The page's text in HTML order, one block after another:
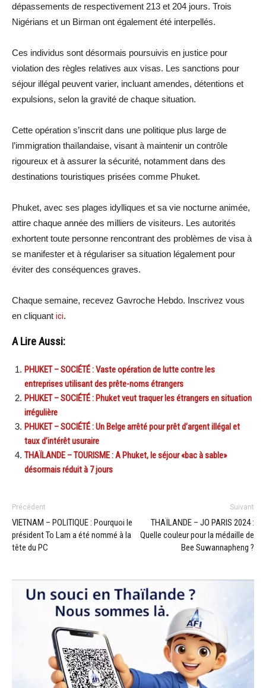
dépassements de respectivement 213 et 204 jours. Trois
Nigérians et un Birman ont également été interpellés.
Ces individus sont désormais poursuivis en justice pour
violation des règles relatives aux visas. Les sanctions pour
séjour illégal peuvent varier, incluant amendes, détentions et
expulsions, selon la gravité de chaque situation.
Cette opération s’inscrit dans une politique plus large de
l’immigration thaïlandaise, visant à maintenir un contrôle
rigoureux et à assurer la sécurité, notamment dans des
destinations touristiques prisées comme Phuket.
Phuket, avec ses plages idylliques et sa vie nocturne animée,
attire chaque année des milliers de visiteurs. Les autorités
exhortent toute personne rencontrant des problèmes de visa à
se manifester et à régulariser sa situation légalement pour
éviter des conséquences graves.
Chaque semaine, recevez Gavroche Hebdo. Inscrivez vous
en cliquant ici.
A Lire Aussi:
PHUKET – SOCIÉTÉ : Vaste opération de lutte contre les
entreprises utilisant des prête-noms étrangers
PHUKET – SOCIÉTÉ : Phuket veut traquer les étrangers en situation
irrégulière
PHUKET – SOCIÉTÉ : Un Belge arrêté pour prêt d’argent illégal et
taux d’intérêt usuraire
THAÏLANDE – TOURISME : A Phuket, le séjour «bac à sable»
désormais réduit à 7 jours
Précédent
VIETNAM – POLITIQUE : Pourquoi le
président To Lam a été nommé à la
tête du PC
Suivant
THAÏLANDE – JO PARIS 2024 :
Quelle couleur pour la médaille de
Bee Suwannapheng ?